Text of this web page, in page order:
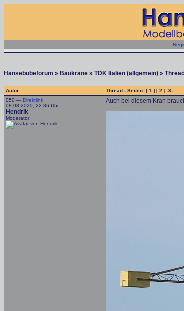
Hansebubeforum » Baukrane » TDK Italien (allgemein) »
Autor Thread - Seiten: [1 ] [2 ] -3-
050 — Direktlink
08.08.2020, 22:36 Uhr
Hendrik
Moderator
Auch bei diesem Kran